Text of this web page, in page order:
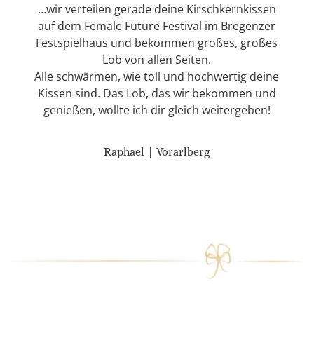
…wir verteilen gerade deine Kirschkernkissen
auf dem Female Future Festival im Bregenzer
Festspielhaus und bekommen großes, großes
Lob von allen Seiten.
Alle schwärmen, wie toll und hochwertig deine
Kissen sind. Das Lob, das wir bekommen und
genießen, wollte ich dir gleich weitergeben!
Raphael | Vorarlberg